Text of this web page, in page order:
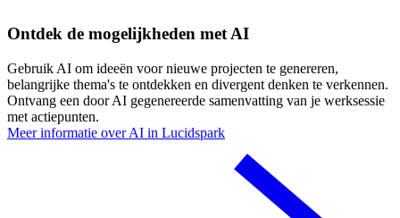
Ontdek de mogelijkheden met AI
Gebruik AI om ideeën voor nieuwe projecten te genereren,
belangrijke thema's te ontdekken en divergent denken te verkennen.
Ontvang een door AI gegenereerde samenvatting van je werksessie
met actiepunten.
Meer informatie over AI in Lucidspark